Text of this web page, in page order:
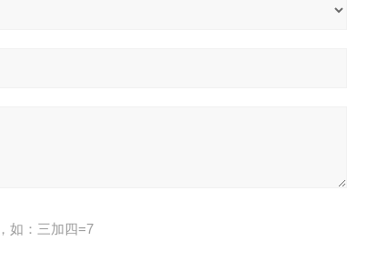
如：三加四=7